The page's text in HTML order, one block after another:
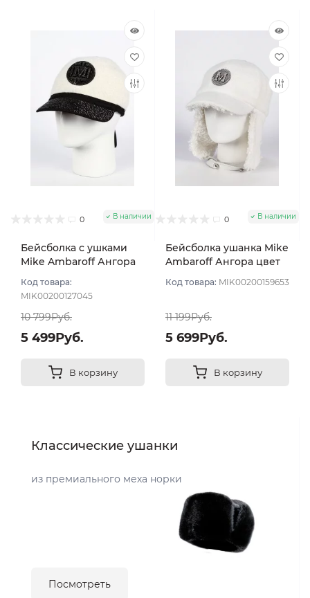
0 В наличии
Бейсболка с ушками
Mike Ambaroff Ангора
Молочный размер UNI
Код товара:
MIK00200127045
10 799Руб.
5 499Руб.
В корзину
0 В наличии
Бейсболка ушанка Mike
Ambaroff Ангора цвет
Код товара: MIK00200159653
11 199Руб.
5 699Руб.
В корзину
Классические ушанки
из премиального меха норки
Посмотреть